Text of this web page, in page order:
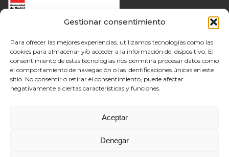
Gestionar consentimiento
Para ofrecer las mejores experiencias, utilizamos tecnologías como las
cookies para almacenar y/o acceder a la información del dispositivo. El
consentimiento de estas tecnologías nos permitirá procesar datos como
el comportamiento de navegación o las identificaciones únicas en este
sitio. No consentir o retirar el consentimiento, puede afectar
negativamente a ciertas características y funciones.
Aceptar
Denegar